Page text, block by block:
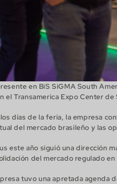
en BiS SiGMA South
el Transamerica Expo Center de
días de la feria, la empresa
del mercado brasileño y las
este año siguió una dirección
del mercado regulado en
tuvo una apretada agenda